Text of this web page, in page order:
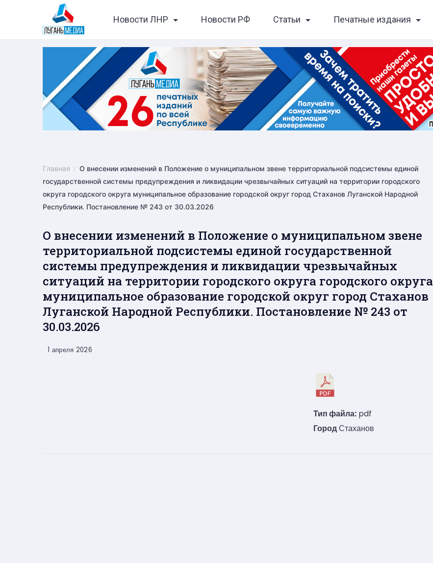
Новости ЛНР Новости РФ Статьи Печатные издания
Главная
О внесении изменений в Положение о муниципальном звене территориальной подсистемы единой
государственной системы предупреждения и ликвидации чрезвычайных ситуаций на территории городского
округа городского округа муниципальное образование городской округ город Стаханов Луганской Народной
Республики. Постановление № 243 от 30.03.2026
О внесении изменений в Положение о муниципальном звене
территориальной подсистемы единой государственной
системы предупреждения и ликвидации чрезвычайных
ситуаций на территории городского округа городского округа
муниципальное образование городской округ город Стаханов
Луганской Народной Республики. Постановление № 243 от
30.03.2026
1 апреля 2026
Тип файла: pdf
ГородСтаханов